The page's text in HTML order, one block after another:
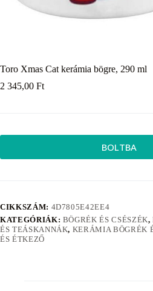
Toro Xmas Cat kerámia bögre, 290 ml
2 345,00 Ft
BOLTBA
CIKKSZÁM: 4D7805E42EE4
KATEGÓRIÁK: BÖGRÉK ÉS CSÉSZÉK,
ÉS TEÁSKANNÁK, KERÁMIA BÖGRÉK
ÉS ÉTKEZŐ